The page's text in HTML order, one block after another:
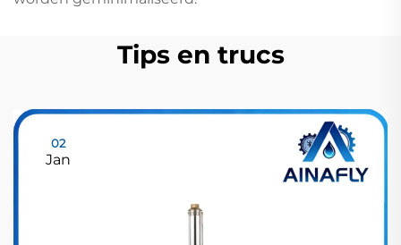
Tips en trucs
02
Jan